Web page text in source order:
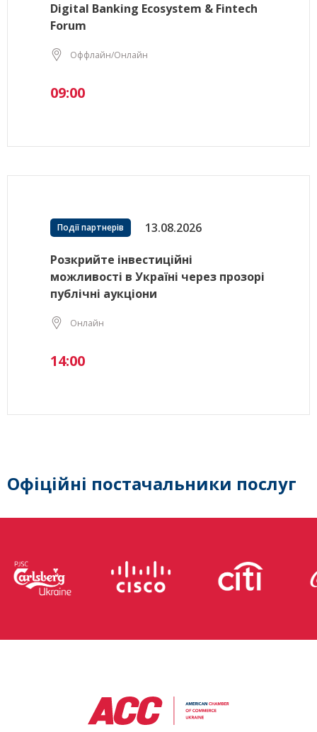
Digital Banking Ecosystem & Fintech
Forum
Оффлайн/Онлайн
09:00
Події партнерів 13.08.2026
Розкрийте інвестиційні
можливості в Україні через прозорі
публічні аукціони
Онлайн
14:00
Офіційні постачальники послуг